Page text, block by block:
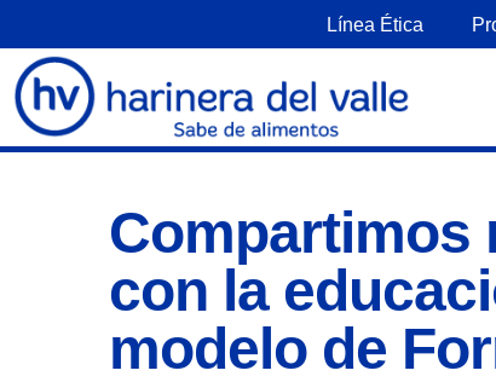
Línea Ética
Compartimos
con la
modelo de